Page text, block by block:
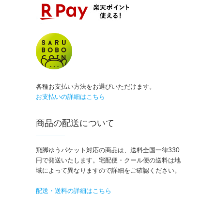
各種お支払い方法をお選びいただけます。
お支払いの詳細はこちら
商品の配送について
飛脚ゆうパケット対応の商品は、送料全国一律330
円で発送いたします。宅配便・クール便の送料は地
域によって異なりますので詳細をご確認ください。
配送・送料の詳細はこちら